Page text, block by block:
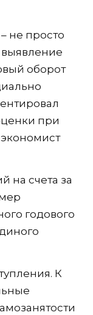
не просто
оборот
при
на счета за
годового
К